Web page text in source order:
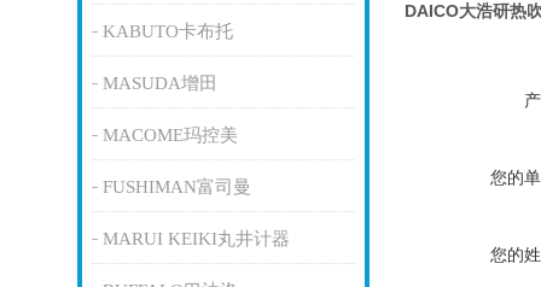
KABUTO卡布托
MASUDA增田
MACOME玛控美
FUSHIMAN富司曼
MARUI KEIKI丸井计器
DAICO大浩研热
您的
您的